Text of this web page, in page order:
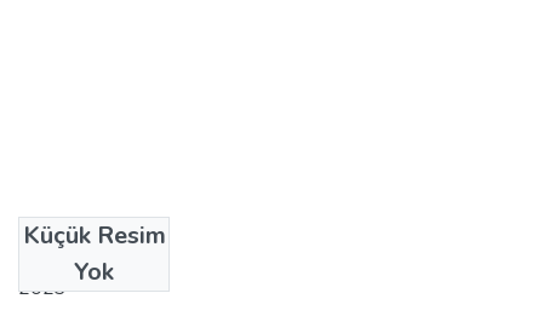
Küçük Resim
Yok
Tarih
2023